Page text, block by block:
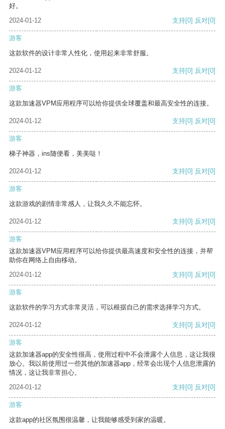
好。
2024-01-12
支持[0] 反对[0]
游客
这款软件的设计非常人性化，使用起来非常舒服。
2024-01-12 支持[0] 反对[0]
游客
这款加速器VPM应用程序可以给你提供全球覆盖和最高安全性的连接。
2024-01-12 支持[0] 反对[0]
游客
梯子神器，ins随便看，美美哒！
2024-01-12 支持[0] 反对[0]
游客
这款游戏的剧情非常感人，让我久久不能忘怀。
2024-01-12 支持[0] 反对[0]
游客
这款加速器VPM应用程序可以给你提供最高速度和安全性的连接，并帮
助你在网络上自由移动。
2024-01-12
支持[0] 反对[0]
游客
这款软件的学习方式非常灵活，可以根据自己的需求选择学习方式。
2024-01-12 支持[0] 反对[0]
游客
这款加速器app的安全性很高，使用过程中不会泄露个人信息，这让我很
放心。我以前使用过一些其他的加速器app，经常会出现个人信息泄露的
情况，这让我非常担心。
2024-01-12
支持[0] 反对[0]
游客
这款app的社区氛围很温馨，让我能够感受到家的温暖。